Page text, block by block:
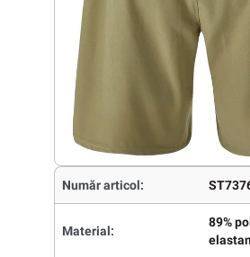
Număr articol:
Material:
89%